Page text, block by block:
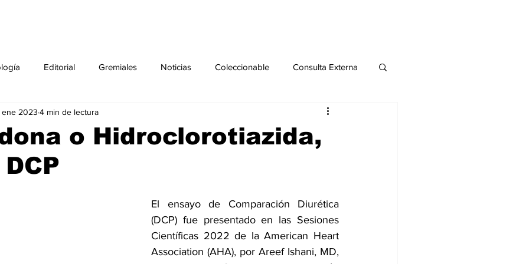
Editorial Gremiales Noticias Coleccionable Consulta Externa
Agenda Sección especial Publicaciones
Ciencia y Tecnología especial
Noticias especial Salud Mental especial
dia mundial de la diabetes
o Hidroclorotiazida,
ene 2023 4 min de lectura
El ensayo de Comparación Diurética
(DCP) fue presentado en las Sesiones
Científicas 2022 de la American Heart
Association (AHA), por Areef Ishani, MD,